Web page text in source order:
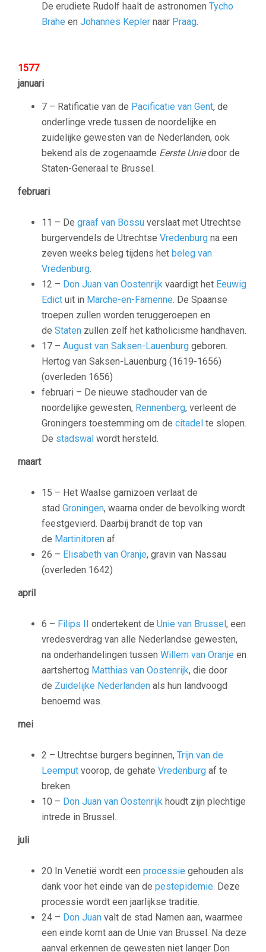
De erudiete Rudolf haalt de astronomen Tycho
Brahe en Johannes Kepler naar Praag.
1577
januari
7 – Ratificatie van de Pacificatie van Gent, de
onderlinge vrede tussen de noordelijke en
zuidelijke gewesten van de Nederlanden, ook
bekend als de zogenaamde Eerste Uniedoor de
Staten-Generaal te Brussel.
februari
11 – De graaf van Bossu verslaat met Utrechtse
burgervendels de Utrechtse Vredenburg na een
zeven weeks beleg tijdens het beleg van
Vredenburg.
12 – Don Juan van Oostenrijk vaardigt het Eeuwig
Edict uit in Marche-en-Famenne. De Spaanse
troepen zullen worden teruggeroepen en
de Staten zullen zelf het katholicisme handhaven.
17 – August van Saksen-Lauenburg geboren.
Hertog van Saksen-Lauenburg (1619-1656)
(overleden 1656)
februari – De nieuwe stadhouder van de
noordelijke gewesten, Rennenberg, verleent de
Groningers toestemming om de citadel te slopen.
De stadswal wordt hersteld.
maart
15 – Het Waalse garnizoen verlaat de
stad Groningen, waarna onder de bevolking wordt
feestgevierd. Daarbij brandt de top van
de Martinitoren af.
26 – Elisabeth van Oranje, gravin van Nassau
(overleden 1642)
april
6 – Filips II ondertekent de Unie van Brussel, een
vredesverdrag van alle Nederlandse gewesten,
na onderhandelingen tussen Willem van Oranje en
aartshertog Matthias van Oostenrijk, die door
de Zuidelijke Nederlanden als hun landvoogd
benoemd was.
mei
2 – Utrechtse burgers beginnen, Trijn van de
Leemput voorop, de gehate Vredenburg af te
breken.
10 – Don Juan van Oostenrijk houdt zijn plechtige
intrede in Brussel.
juli
20 In Venetië wordt een processie gehouden als
dank voor het einde van de pestepidemie. Deze
processie wordt een jaarlijkse traditie.
24 – Don Juan valt de stad Namen aan, waarmee
een einde komt aan de Unie van Brussel. Na deze
aanval erkennen de gewesten niet langer Don